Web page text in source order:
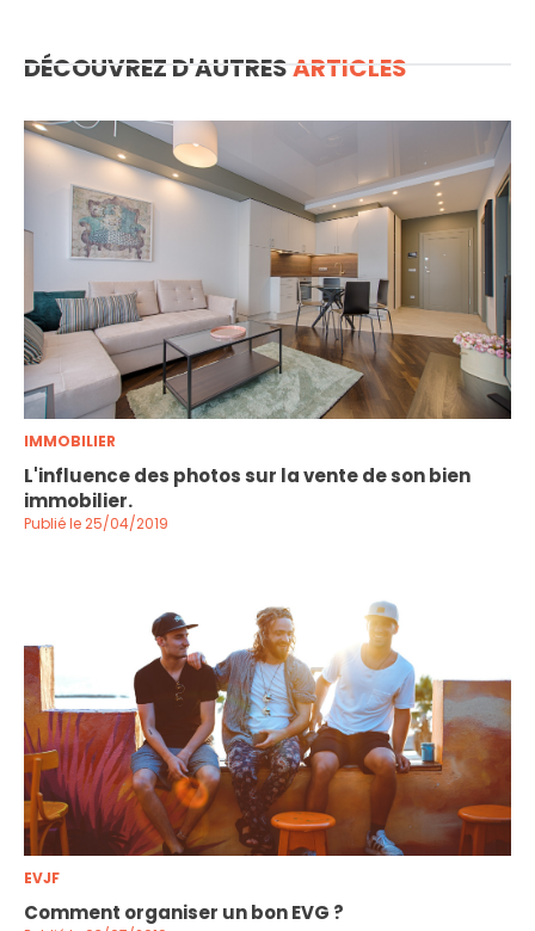
DÉCOUVREZ D'AUTRESARTICLES
IMMOBILIER
L'influence des photos sur la vente de son bien
immobilier.
Publié le 25/04/2019
EVJF
Comment organiser un bon EVG ?